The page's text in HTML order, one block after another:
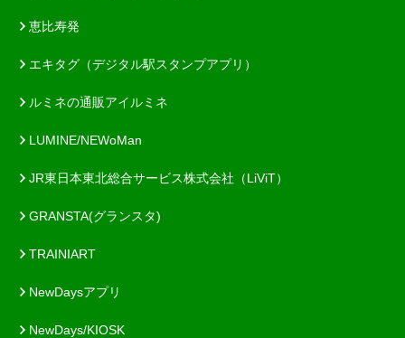
恵比寿発
エキタグ（デジタル駅スタンプアプリ）
ルミネの通販アイルミネ
LUMINE/NEWoMan
JR東日本東北総合サービス株式会社（LiViT）
GRANSTA(グランスタ)
TRAINIART
NewDaysアプリ
NewDays/KIOSK